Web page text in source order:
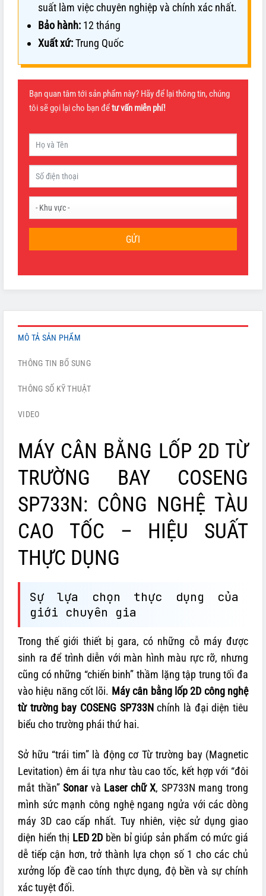
suất làm việc chuyên nghiệp và chính xác nhất.
Bảo hành: 12 tháng
Xuất xứ:Trung Quốc
Bạn quan tâm tới sản phẩm này? Hãy để lại thông tin, chúng
tôi sẽ gọi lại cho bạn đểtư vấn miễn phí!
GỬI
MÔ TẢ SẢN PHẨM
THÔNG TIN BỔ SUNG
THÔNG SỐ KỸ THUẬT
VIDEO
MÁY CÂN BẰNG LỐP 2D TỪ
TRƯỜNG BAY COSENG
SP733N: CÔNG NGHỆ TÀU
CAO TỐC – HIỆU SUẤT
THỰC DỤNG
Sự lựa chọn thực dụng của
giới chuyên gia
Trong thế giới thiết bị gara, có những cỗ máy được
sinh ra để trình diễn với màn hình màu rực rỡ, nhưng
cũng có những “chiến binh” thầm lặng tập trung tối đa
vào hiệu năng cốt lõi. Máy cân bằng lốp 2D công nghệ
từ trường bay COSENG SP733Nchính là đại diện tiêu
biểu cho trường phái thứ hai.
Sở hữu “trái tim” là động cơ Từ trường bay (Magnetic
Levitation) êm ái tựa như tàu cao tốc, kết hợp với “đôi
mắt thần”Sonarvà Laser chữ X, SP733N mang trong
mình sức mạnh công nghệ ngang ngửa với các dòng
máy 3D cao cấp nhất. Tuy nhiên, việc sử dụng giao
diện hiển thị LED 2D bền bỉ giúp sản phẩm có mức giá
dễ tiếp cận hơn, trở thành lựa chọn số 1 cho các chủ
xưởng lốp đề cao tính thực dụng, độ bền và sự chính
xác tuyệt đối.